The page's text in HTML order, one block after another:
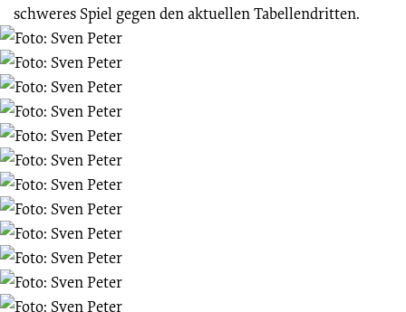
schweres Spiel gegen den aktuellen Tabellendritten.